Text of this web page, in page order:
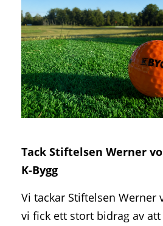
Tack Stiftelsen Werner
K-Bygg
Vi tackar Stiftelsen Werner
vi fick ett stort bidrag av